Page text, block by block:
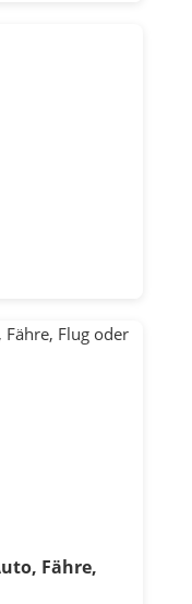
Fähre,